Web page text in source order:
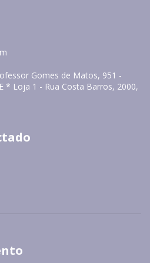
Gomes de Matos, 951 -
* Loja 1 - Rua Costa Barros, 2000,